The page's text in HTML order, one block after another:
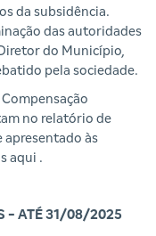
da subsidência.
das autoridades
do Município,
pela sociedade.
no relatório de
apresentado às
aqui .
- ATÉ 31/08/2025